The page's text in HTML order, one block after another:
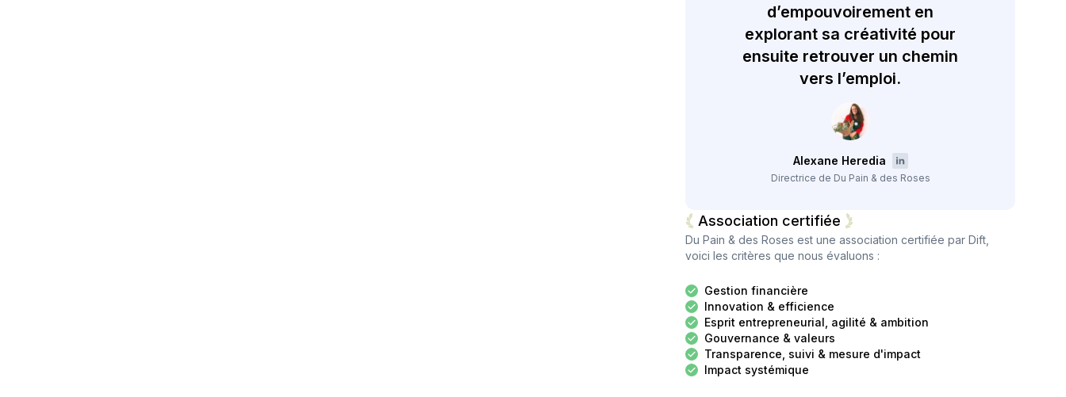
d’empouvoirement en
explorant sa créativité pour
ensuite retrouver un chemin
vers l’emploi.
Alexane Heredia
Directrice de Du Pain & des Roses
Association certifiée
Du Pain & des Roses est une association certifiée par Dift,
voici les critères que nous évaluons :
Gestion financière
Innovation & efficience
Esprit entrepreneurial, agilité & ambition
Gouvernance & valeurs
Transparence, suivi & mesure d'impact
Impact systémique